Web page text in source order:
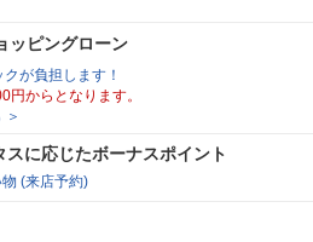
ッピングローン
が負担します！
からとなります。
＞
に応じたボーナスポイント
(来店予約)